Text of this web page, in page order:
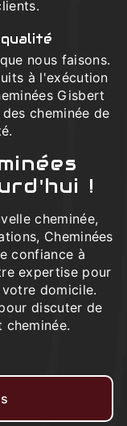
nous faisons.
à l'exécution
Gisbert
cheminée de
!
cheminée,
Cheminées
confiance à
expertise pour
domicile.
discuter de